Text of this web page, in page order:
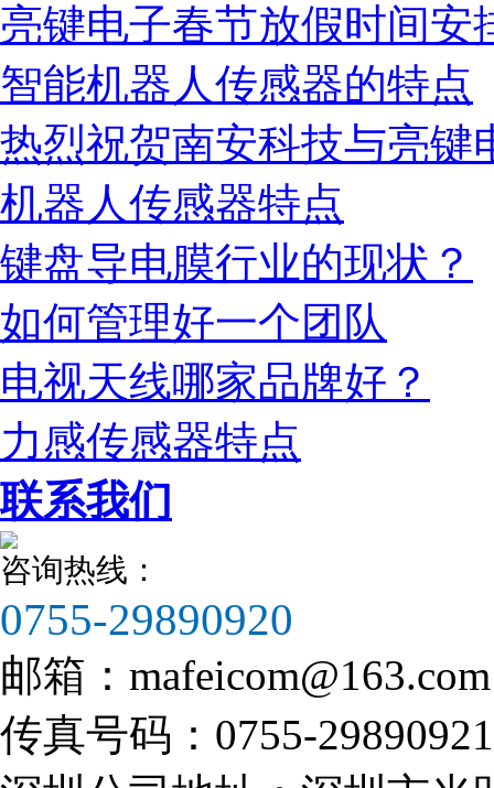
营业执照副本
亮键电子春节放假时间安
智能机器人传感器的特点
热烈祝贺南安科技与亮键
机器人传感器特点
键盘导电膜行业的现状？
如何管理好一个团队
电视天线哪家品牌好？
力感传感器特点
联系我们
咨询热线：
0755-29890920
邮箱： mafeicom@163.com
传真号码： 0755-29890921